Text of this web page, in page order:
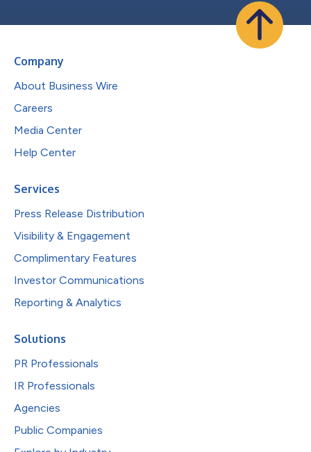
Company
About Business Wire
Careers
Media Center
Help Center
Services
Press Release Distribution
Visibility & Engagement
Complimentary Features
Investor Communications
Reporting & Analytics
Solutions
PR Professionals
IR Professionals
Agencies
Public Companies